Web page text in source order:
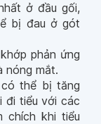
ở đầu gối,
bị đau ở gót
phản ứng
nóng mắt.
thể bị tăng
đi tiểu với các
chích khi tiểu